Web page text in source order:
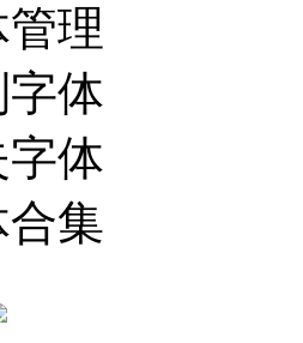
理
体
体
集